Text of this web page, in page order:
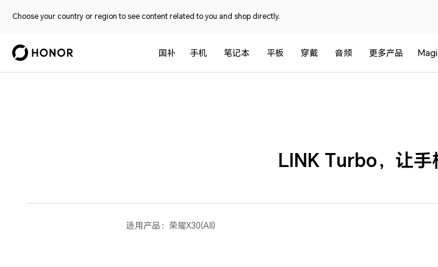
Choose your country or region to see content related to you and shop directly.
国补 手机 笔记本 平板 穿戴 音频 更多产品
LINK Turbo，让手
适用产品： 荣耀X30(All)